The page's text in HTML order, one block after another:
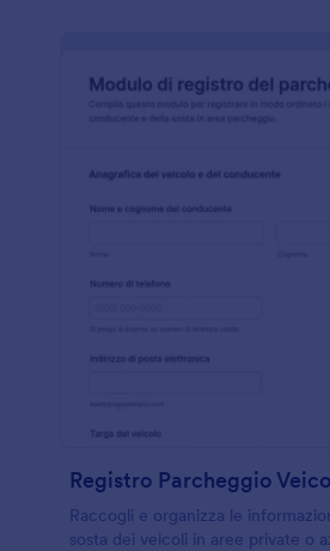
Registro Parcheggio
Raccogli e organizza le
sosta dei veicoli in aree private o